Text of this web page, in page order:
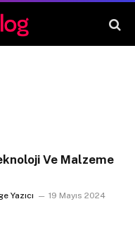
Ve Malzeme
Yazıcı 19 Mayıs 2024